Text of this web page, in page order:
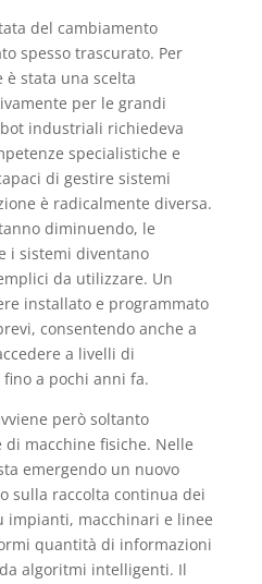
del cambiamento
spesso trascurato. Per
è stata una scelta
per le grandi
industriali richiedeva
specialistiche e
di gestire sistemi
è radicalmente diversa.
diminuendo, le
i sistemi diventano
da utilizzare. Un
installato e programmato
consentendo anche a
a livelli di
a pochi anni fa.
però soltanto
di macchine fisiche. Nelle
emergendo un nuovo
sulla raccolta continua dei
impianti, macchinari e linee
quantità di informazioni
algoritmi intelligenti. Il